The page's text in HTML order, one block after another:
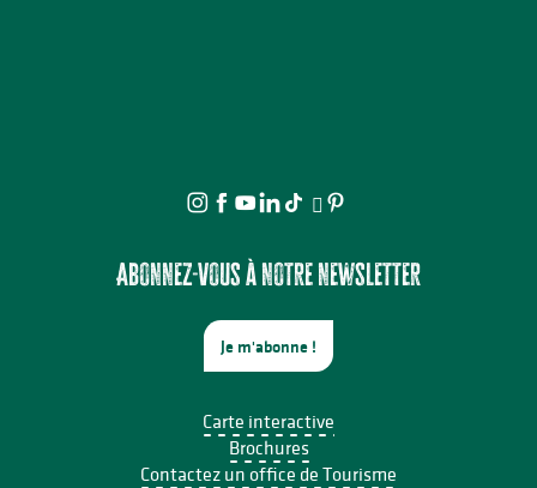
Abonnez-vous à notre newsletter
Je m'abonne !
Carte interactive
Brochures
Contactez un office de Tourisme